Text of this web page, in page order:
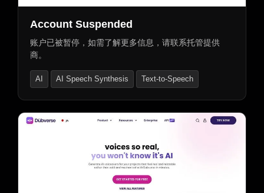
Account Suspended
账户已被暂停，如需了解更多信息，请联系托管提供
商。
AI AI Speech Synthesis Text-to-Speech